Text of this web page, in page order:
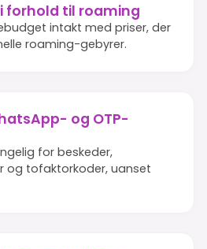
i forhold til roaming
intakt med priser, der
roaming-gebyrer.
og OTP-
for beskeder,
og tofaktorkoder, uanset